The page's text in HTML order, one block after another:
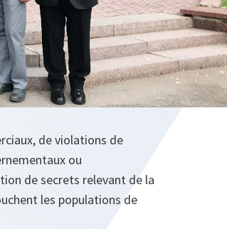
de violations de
ou
de secrets relevant de la
les populations de